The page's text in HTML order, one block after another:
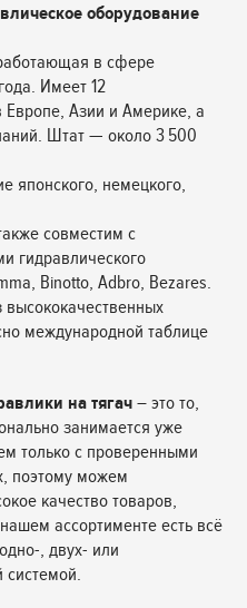
оборудование
в сфере
Имеет 12
Азии и Америке, а
Штат — около 3 500
японского, немецкого,
совместим с
гидравлического
Binotto, Adbro, Bezares.
высококачественных
международной таблице
на тягач – это то,
занимается уже
только с проверенными
поэтому можем
качество товаров,
ассортименте есть всё
, двух- или
системой.